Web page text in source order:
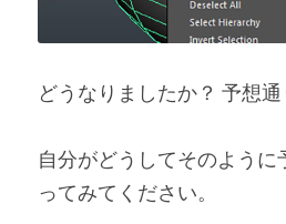
どうなりましたか？ 予想通
自分がどうしてそのように
ってみてください。